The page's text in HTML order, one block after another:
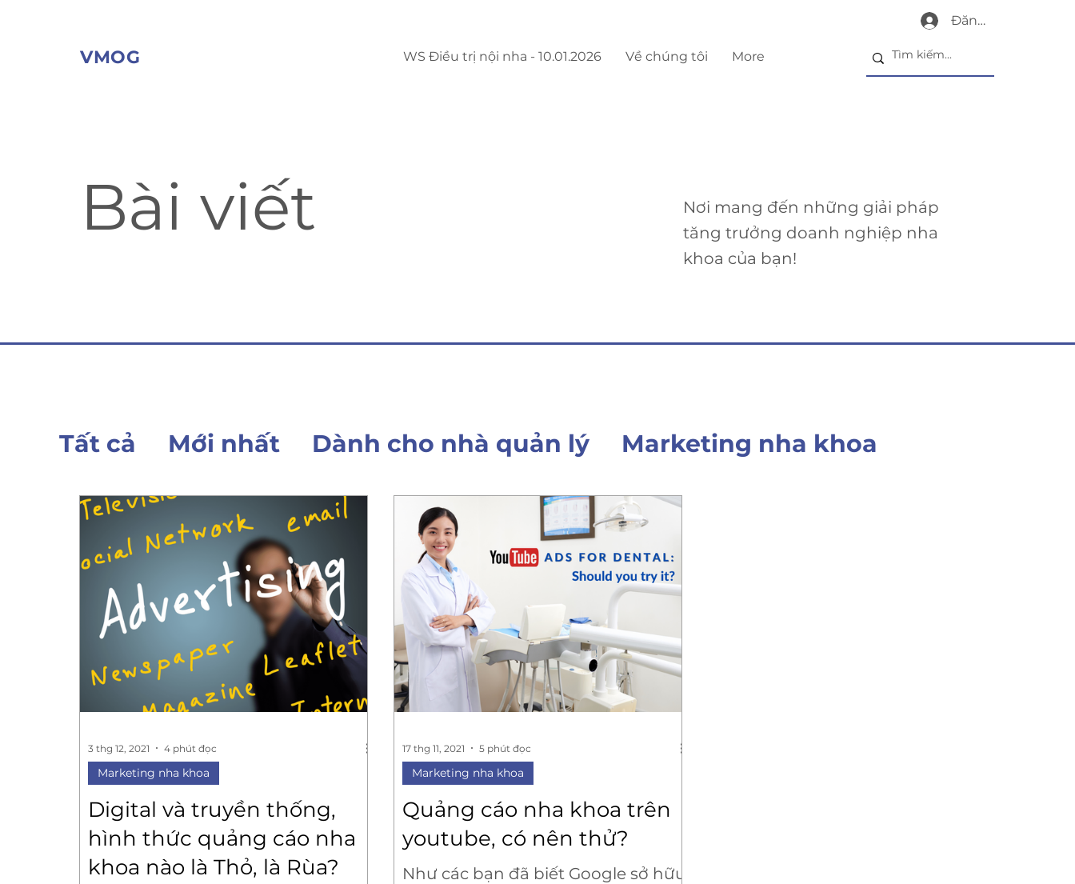
VMOG
Đăng nhập
WS Điều trị nội nha - 10.01.2026 Về chúng tôi More
Bài viết
Nơi mang đến những giải pháp
tăng trưởng doanh nghiệp nha
khoa của bạn!
Tất cả Mới nhất Dành cho nhà quản lý Marketing nha khoa
Digital và truyền thống,
hình thức quảng cáo nha
khoa nào là Thỏ, là Rùa?
Marketing nha khoa
3 thg 12, 2021 4 phút đọc
Quảng cáo nha khoa trên
youtube, có nên thử?
Như các bạn đã biết Google sở hữu
Marketing nha khoa
17 thg 11, 2021 5 phút đọc